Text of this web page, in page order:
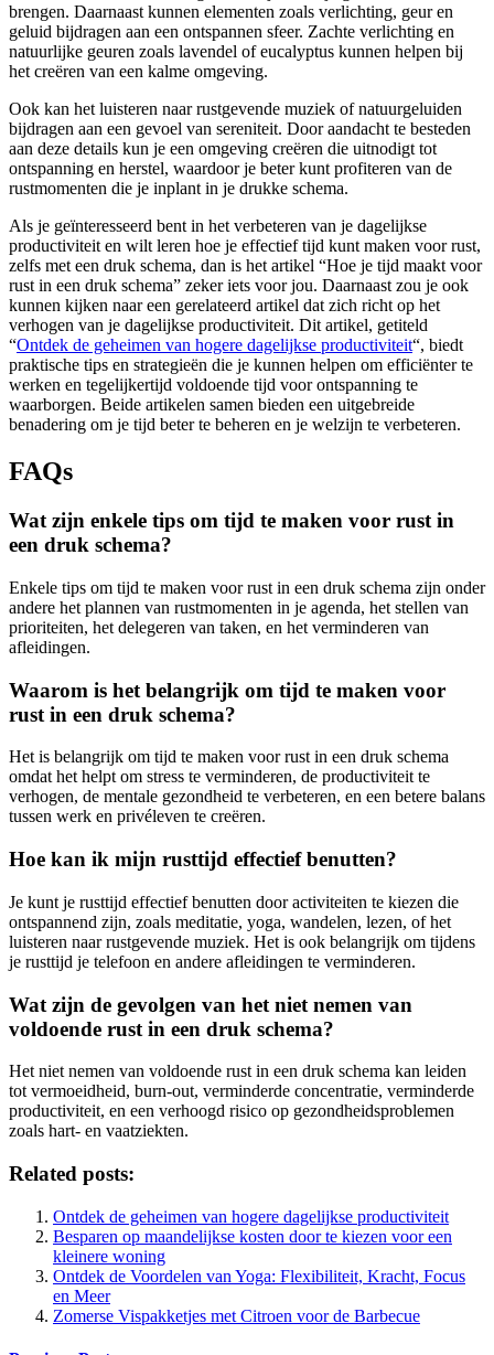
brengen. Daarnaast kunnen elementen zoals verlichting, geur en
geluid bijdragen aan een ontspannen sfeer. Zachte verlichting en
natuurlijke geuren zoals lavendel of eucalyptus kunnen helpen bij
het creëren van een kalme omgeving.
Ook kan het luisteren naar rustgevende muziek of natuurgeluiden
bijdragen aan een gevoel van sereniteit. Door aandacht te besteden
aan deze details kun je een omgeving creëren die uitnodigt tot
ontspanning en herstel, waardoor je beter kunt profiteren van de
rustmomenten die je inplant in je drukke schema.
Als je geïnteresseerd bent in het verbeteren van je dagelijkse
productiviteit en wilt leren hoe je effectief tijd kunt maken voor rust,
zelfs met een druk schema, dan is het artikel “Hoe je tijd maakt voor
rust in een druk schema” zeker iets voor jou. Daarnaast zou je ook
kunnen kijken naar een gerelateerd artikel dat zich richt op het
verhogen van je dagelijkse productiviteit. Dit artikel, getiteld
“Ontdek de geheimen van hogere dagelijkse productiviteit“, biedt
praktische tips en strategieën die je kunnen helpen om efficiënter te
werken en tegelijkertijd voldoende tijd voor ontspanning te
waarborgen. Beide artikelen samen bieden een uitgebreide
benadering om je tijd beter te beheren en je welzijn te verbeteren.
FAQs
Wat zijn enkele tips om tijd te maken voor rust in
een druk schema?
Enkele tips om tijd te maken voor rust in een druk schema zijn onder
andere het plannen van rustmomenten in je agenda, het stellen van
prioriteiten, het delegeren van taken, en het verminderen van
afleidingen.
Waarom is het belangrijk om tijd te maken voor
rust in een druk schema?
Het is belangrijk om tijd te maken voor rust in een druk schema
omdat het helpt om stress te verminderen, de productiviteit te
verhogen, de mentale gezondheid te verbeteren, en een betere balans
tussen werk en privéleven te creëren.
Hoe kan ik mijn rusttijd effectief benutten?
Je kunt je rusttijd effectief benutten door activiteiten te kiezen die
ontspannend zijn, zoals meditatie, yoga, wandelen, lezen, of het
luisteren naar rustgevende muziek. Het is ook belangrijk om tijdens
je rusttijd je telefoon en andere afleidingen te verminderen.
Wat zijn de gevolgen van het niet nemen van
voldoende rust in een druk schema?
Het niet nemen van voldoende rust in een druk schema kan leiden
tot vermoeidheid, burn-out, verminderde concentratie, verminderde
productiviteit, en een verhoogd risico op gezondheidsproblemen
zoals hart- en vaatziekten.
Related posts:
Ontdek de geheimen van hogere dagelijkse productiviteit
Besparen op maandelijkse kosten door te kiezen voor een
kleinere woning
Ontdek de Voordelen van Yoga: Flexibiliteit, Kracht, Focus
en Meer
Zomerse Vispakketjes met Citroen voor de Barbecue